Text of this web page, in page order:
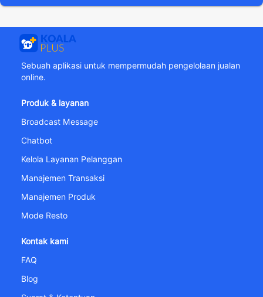
Sebuah aplikasi untuk mempermudah pengelolaan jualan
online.
Produk & layanan
Broadcast Message
Chatbot
Kelola Layanan Pelanggan
Manajemen Transaksi
Manajemen Produk
Mode Resto
Kontak kami
FAQ
Blog